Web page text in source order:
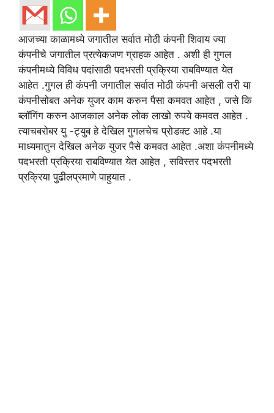
आजच्या काळामध्ये जगातील सर्वात मोठी कंपनी शिवाय ज्या
कंपनीचे जगातील प्रत्येकजण ग्राहक आहेत . अशी ही गुगल
कंपनीमध्ये विविध पदांसाठी पदभरती प्रक्रिया राबविण्यात येत
आहेत .गुगल ही कंपनी जगातील सर्वात मोठी कंपनी असली तरी या
कंपनीसोबत अनेक युजर काम करुन पैसा कमवत आहेत , जसे कि
ब्लॉगिंग करुन आजकाल अनेक लोक लाखो रुपये कमवत आहेत .
त्याचबरोबर यु -ट्युब हे देखिल गुगलचेच प्रोडक्ट आहे .या
माध्यमातुन देखिल अनेक युजर पैसे कमवत आहेत .अशा कंपनीमध्ये
पदभरती प्रक्रिया राबविण्यात येत आहेत , सविस्तर पदभरती
प्रक्रिया पुढीलप्रमाणे पाहुयात .